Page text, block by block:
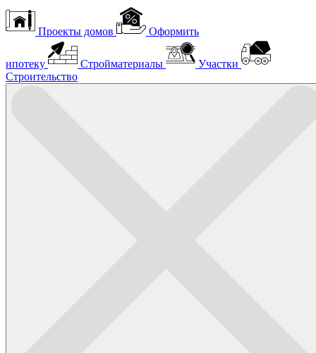
Проекты домов Оформить
ипотеку Стройматериалы
Участки
Строительство